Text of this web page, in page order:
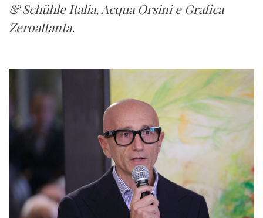
& Schühle Italia, Acqua Orsini e Grafica
Zeroattanta.